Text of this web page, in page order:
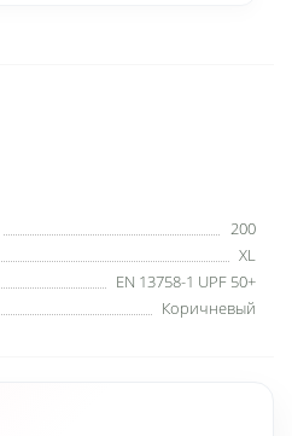
200
XL
EN 13758-1 UPF 50+
Коричневый